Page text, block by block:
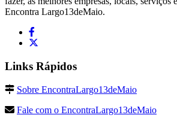
Encontra Largo13deMaio.
Links Rápidos
Sobre EncontraLargo13deMaio
Fale com o EncontraLargo13deMaio